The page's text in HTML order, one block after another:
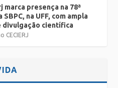
marca presença na 78ª
SBPC, na UFF, com ampla
divulgação científica
CECIERJ